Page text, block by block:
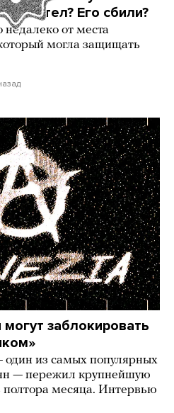
летел? Его сбили?
от места
могла защищать
заблокировать
из самых популярных
— пережил крупнейшую
полтора месяца. Интервью